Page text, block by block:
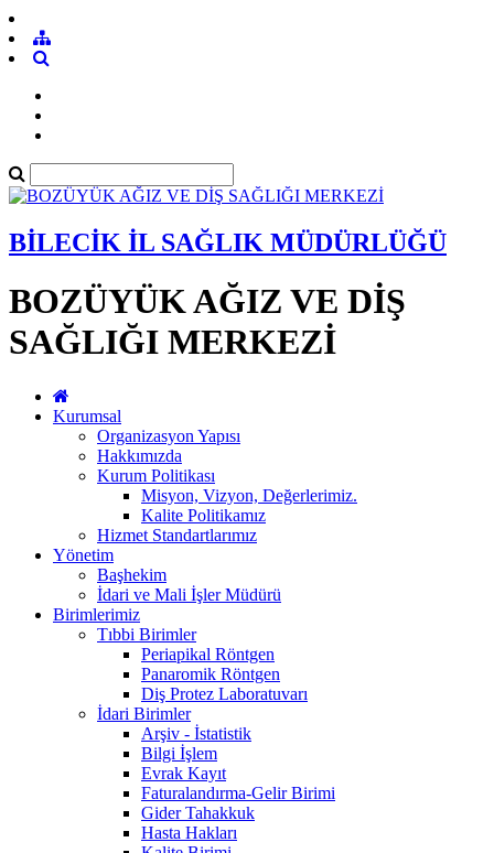
BİLECİK İL SAĞLIK MÜDÜRLÜĞÜ
BOZÜYÜK AĞIZ VE DİŞ
SAĞLIĞI MERKEZİ
Kurumsal
Organizasyon Yapısı
Hakkımızda
Kurum Politikası
Misyon, Vizyon, Değerlerimiz.
Kalite Politikamız
Hizmet Standartlarımız
Yönetim
Başhekim
İdari ve Mali İşler Müdürü
Birimlerimiz
Tıbbi Birimler
Periapikal Röntgen
Panaromik Röntgen
Diş Protez Laboratuvarı
İdari Birimler
Arşiv - İstatistik
Bilgi İşlem
Evrak Kayıt
Faturalandırma-Gelir Birimi
Gider Tahakkuk
Hasta Hakları